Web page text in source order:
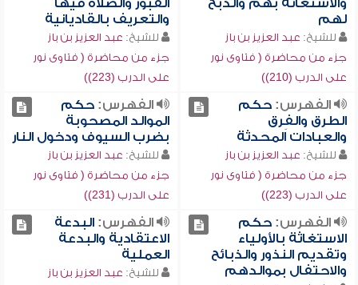
والاستغاثة بهم والذبح
لهم
للشيخ: عبد العزيز بن باز
جزء من محاضرة ( فتاوى نور
على الدرب (210))
القبور والصلاة فيها
والتعريف بالقاديانية
للشيخ: عبد العزيز بن باز
جزء من محاضرة ( فتاوى نور
على الدرب (223))
الفهرس:حكم
الطرق والفِرق
والعبادات المحدثة
للشيخ: عبد العزيز بن باز
جزء من محاضرة ( فتاوى نور
على الدرب (223))
الفهرس:حكم
الموالد المصحوبة
بضرب السيوف ودخول النار
للشيخ: عبد العزيز بن باز
جزء من محاضرة ( فتاوى نور
على الدرب (231))
الفهرس:حكم
الاستغاثة بالأولياء
وتقديم النذور والذبائح
والاحتفال بموالدهم
الفهرس:البدعة
الاعتقادية والبدعة
العملية
للشيخ: عبد العزيز بن باز